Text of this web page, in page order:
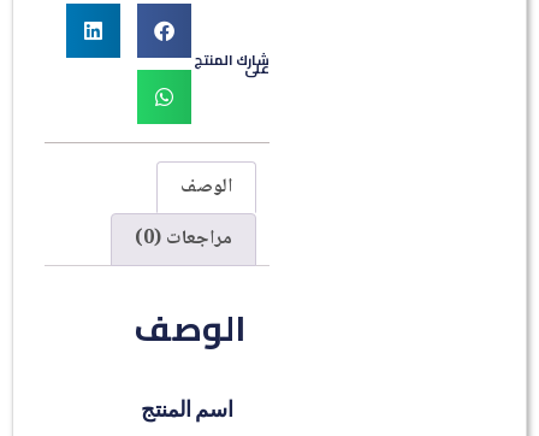
شارك المنتج
على
الوصف
مراجعات (0)
الوصف
اسم المنتج